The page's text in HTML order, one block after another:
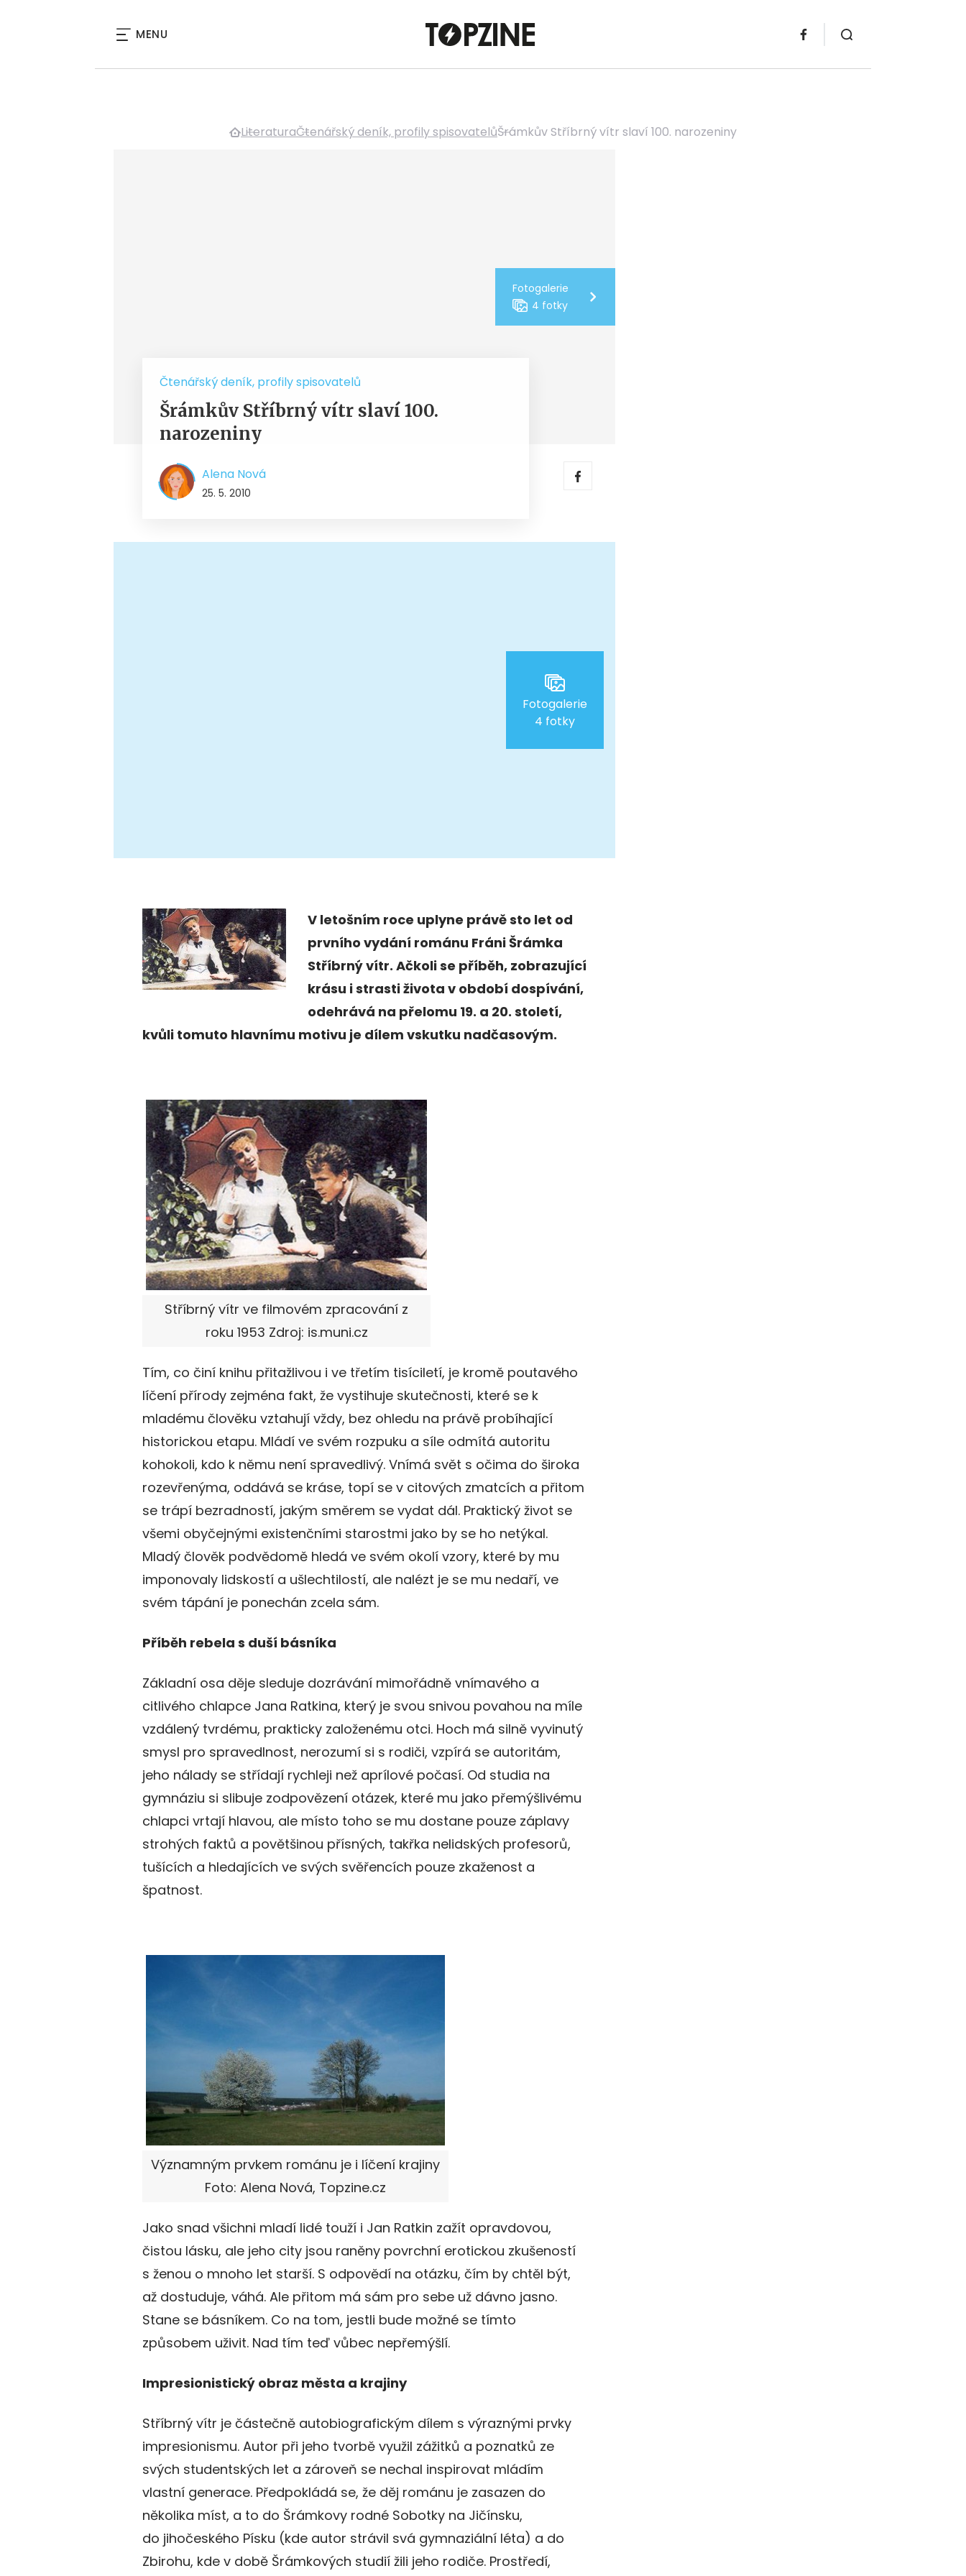
MENU
LiteraturaČtenářský deník, profily spisovatelůŠrámkův Stříbrný vítr slaví 100. narozeniny
Fotogalerie
4 fotky
Čtenářský deník, profily spisovatelů
Šrámkův Stříbrný vítr slaví 100.
narozeniny
Alena Nová
25. 5. 2010
Fotogalerie
4 fotky
V letošním roce uplyne právě sto let od
prvního vydání románu Fráni Šrámka
Stříbrný vítr. Ačkoli se příběh, zobrazující
krásu i strasti života v období dospívání,
odehrává na přelomu 19. a 20. století,
kvůli tomuto hlavnímu motivu je dílem vskutku nadčasovým.
Stříbrný vítr ve filmovém zpracování z
roku 1953 Zdroj: is.muni.cz
Tím, co činí knihu přitažlivou i ve třetím tisíciletí, je kromě poutavého
líčení přírody zejména fakt, že vystihuje skutečnosti, které se k
mladému člověku vztahují vždy, bez ohledu na právě probíhající
historickou etapu. Mládí ve svém rozpuku a síle odmítá autoritu
kohokoli, kdo k němu není spravedlivý. Vnímá svět s očima do široka
rozevřenýma, oddává se kráse, topí se v citových zmatcích a přitom
se trápí bezradností, jakým směrem se vydat dál. Praktický život se
všemi obyčejnými existenčními starostmi jako by se ho netýkal.
Mladý člověk podvědomě hledá ve svém okolí vzory, které by mu
imponovaly lidskostí a ušlechtilostí, ale nalézt je se mu nedaří, ve
svém tápání je ponechán zcela sám.
Příběh rebela s duší básníka
Základní osa děje sleduje dozrávání mimořádně vnímavého a
citlivého chlapce Jana Ratkina, který je svou snivou povahou na míle
vzdálený tvrdému, prakticky založenému otci. Hoch má silně vyvinutý
smysl pro spravedlnost, nerozumí si s rodiči, vzpírá se autoritám,
jeho nálady se střídají rychleji než aprílové počasí. Od studia na
gymnáziu si slibuje zodpovězení otázek, které mu jako přemýšlivému
chlapci vrtají hlavou, ale místo toho se mu dostane pouze záplavy
strohých faktů a povětšinou přísných, takřka nelidských profesorů,
tušících a hledajících ve svých svěřencích pouze zkaženost a
špatnost.
Významným prvkem románu je i líčení krajiny
Foto: Alena Nová, Topzine.cz
Jako snad všichni mladí lidé touží i Jan Ratkin zažít opravdovou,
čistou lásku, ale jeho city jsou raněny povrchní erotickou zkušeností
s ženou o mnoho let starší. S odpovědí na otázku, čím by chtěl být,
až dostuduje, váhá. Ale přitom má sám pro sebe už dávno jasno.
Stane se básníkem. Co na tom, jestli bude možné se tímto
způsobem uživit. Nad tím teď vůbec nepřemýšlí.
Impresionistický obraz města a krajiny
Stříbrný vítr je částečně autobiografickým dílem s výraznými prvky
impresionismu. Autor při jeho tvorbě využil zážitků a poznatků ze
svých studentských let a zároveň se nechal inspirovat mládím
vlastní generace. Předpokládá se, že děj románu je zasazen do
několika míst, a to do Šrámkovy rodné Sobotky na Jičínsku,
do jihočeského Písku (kde autor strávil svá gymnaziální léta) a do
Zbirohu, kde v době Šrámkových studií žili jeho rodiče. Prostředí,